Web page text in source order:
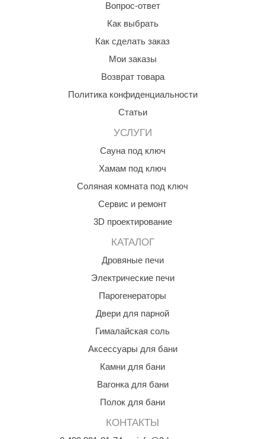
Вопрос-ответ
Как выбрать
Как сделать заказ
Мои заказы
Возврат товара
Политика конфиденциальности
Статьи
УСЛУГИ
Сауна под ключ
Хамам под ключ
Соляная комната под ключ
Сервис и ремонт
3D проектирование
КАТАЛОГ
Дровяные печи
Электрические печи
Парогенераторы
Двери для парной
Гималайская соль
Аксессуары для бани
Камни для бани
Вагонка для бани
Полок для бани
КОНТАКТЫ